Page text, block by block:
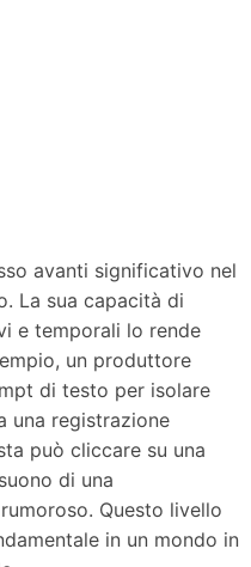
avanti significativo nel
La sua capacità di
e temporali lo rende
un produttore
di testo per isolare
una registrazione
può cliccare su una
di una
Questo livello
in un mondo in